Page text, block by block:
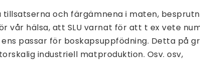
och färgämnena i maten,
vår hälsa, att SLU varnat för att t ex vete
passar för boskapsuppfödning. Detta på
industriell matproduktion. Osv. osv,